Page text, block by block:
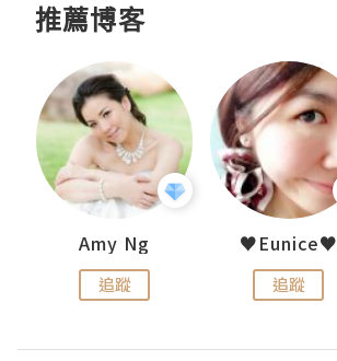
推薦博客
Amy Ng
追蹤
♥Eunice♥
追蹤